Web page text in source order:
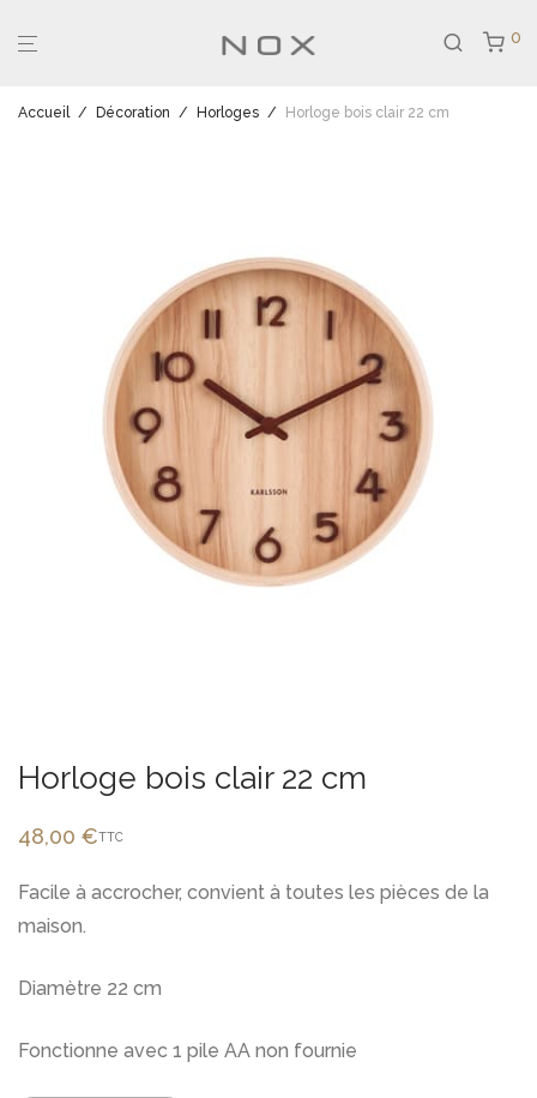
0
Accueil / Décoration / Horloges / Horloge bois clair 22 cm
Horloge bois clair 22 cm
48,00 €TTC
Facile à accrocher, convient à toutes les pièces de la
maison.
Diamètre 22 cm
Fonctionne avec 1 pile AA non fournie